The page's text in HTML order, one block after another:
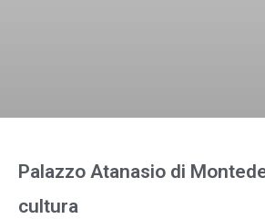
Palazzo Atanasio di
cultura